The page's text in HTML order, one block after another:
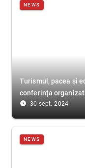
NEWS
Turismul, pacea și
conferința
access_time_filled 30 sept. 2024
NEWS